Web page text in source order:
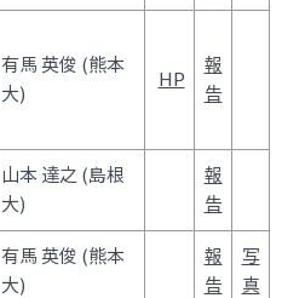
有馬 英俊 (熊本
大)
HP
報
告
山本 達之 (島根
大)
報
告
有馬 英俊 (熊本
大)
報
告
写
真